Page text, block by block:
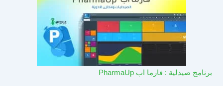
برنامج صيدلية : فارما اب PharmaUp​